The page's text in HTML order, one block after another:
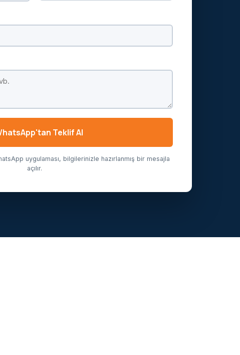
Teklif Al
uygulaması, bilgilerinizle hazırlanmış bir mesajla
açılır.